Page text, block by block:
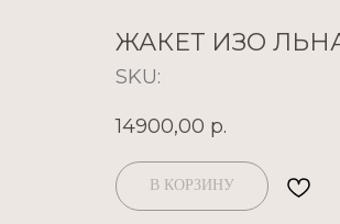
ЖАКЕТ ИЗО
SKU:
14900,00 р.
В КОРЗИНУ